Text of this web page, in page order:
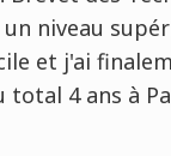
niveau
et j'ai
total 4 ans à